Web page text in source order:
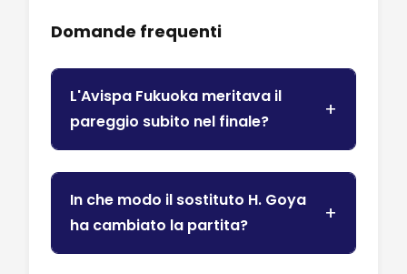
Domande frequenti
L'Avispa Fukuoka meritava il
pareggio subito nel finale?
In che modo il sostituto H. Goya
ha cambiato la partita?